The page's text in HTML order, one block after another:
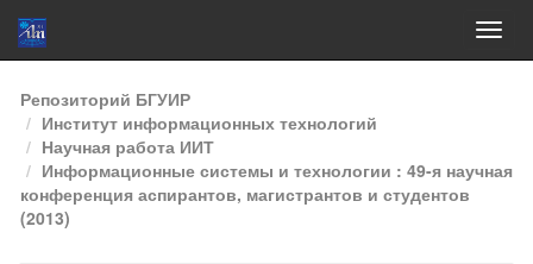
Skip
navigation
Репозиторий БГУИР
Институт информационных технологий
Научная работа ИИТ
Информационные системы и технологии : 49-я научная
конференция аспирантов, магистрантов и студентов
(2013)